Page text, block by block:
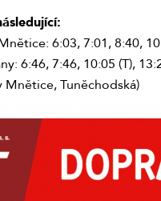
6:03, 7:01, 8:40,
6:46, 7:46, 10:05 (T),
Mnětice, Tuněchodská)